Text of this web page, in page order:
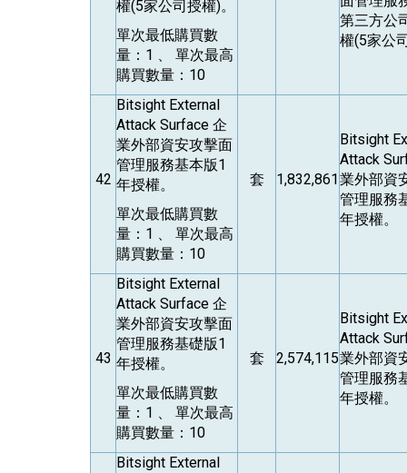
權(5家公司授權)。
單次最低購買數
量：1 、 單次最高
購買數量：10
第三方公
權(5家公
42
Bitsight External
Attack Surface 企
業外部資安攻擊面
管理服務基本版1
年授權。
單次最低購買數
量：1 、 單次最高
購買數量：10
套 1,832,861
Bitsight
Attack
業外部資
管理服務
年授權。
43
Bitsight External
Attack Surface 企
業外部資安攻擊面
管理服務基礎版1
年授權。
單次最低購買數
量：1 、 單次最高
購買數量：10
套 2,574,115
Bitsight
Attack
業外部資
管理服務
年授權。
Bitsight External